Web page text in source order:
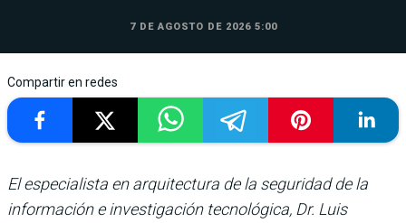
7 DE AGOSTO DE 2026 5:00
Compartir en redes
El especialista en arquitectura de la seguridad de la
información e investigación tecnológica, Dr. Luis